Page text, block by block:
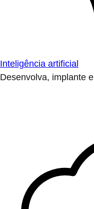
Inteligência artificial
Desenvolva, implante